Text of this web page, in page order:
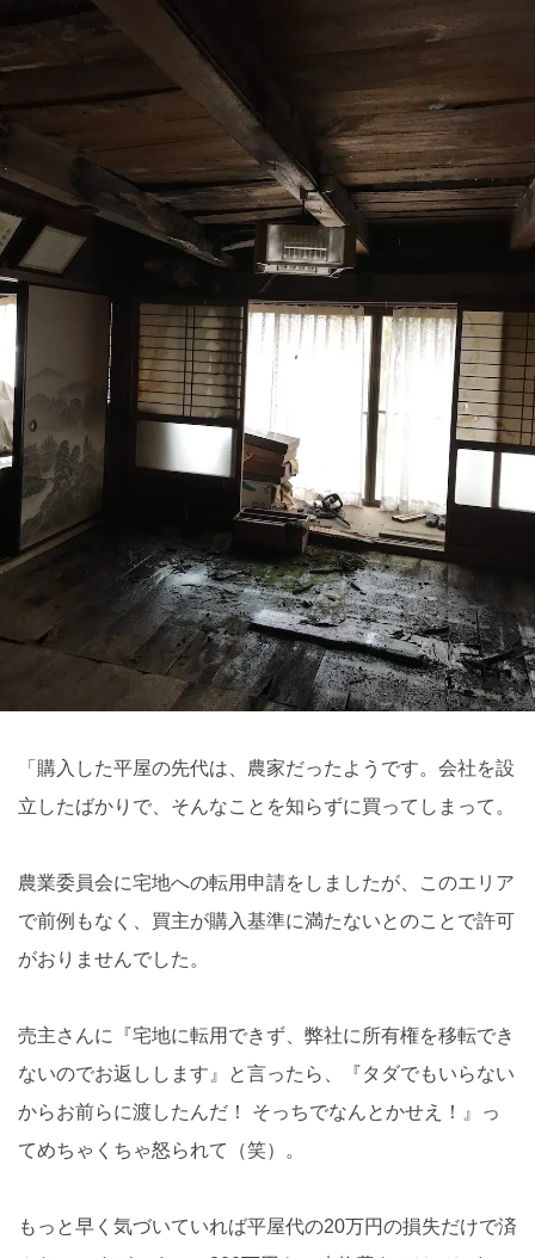
「購入した平屋の先代は、農家だったようです。会社を設
立したばかりで、そんなことを知らずに買ってしまって。
農業委員会に宅地への転用申請をしましたが、このエリア
で前例もなく、買主が購入基準に満たないとのことで許可
がおりませんでした。
売主さんに『宅地に転用できず、弊社に所有権を移転でき
ないのでお返しします』と言ったら、『タダでもいらない
からお前らに渡したんだ！ そっちでなんとかせえ！』っ
てめちゃくちゃ怒られて（笑）。
もっと早く気づいていれば平屋代の20万円の損失だけで済